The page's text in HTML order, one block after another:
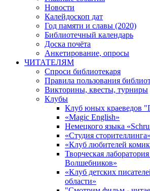
Новости
Калейдоскоп дат
Год памяти и славы (2020)
Библиотечный календарь
Доска почёта
Анкетирование, опросы
ЧИТАТЕЛЯМ
Спроси библиотекаря
Правила пользования
Викторины, квесты, турниры
Клубы
Клуб юных краеведов
«Magic English»
Немецкого языка
«Студия сторителлинга»
«Клуб любителей
Творческая
Волшебников»
«Клуб детских
области»